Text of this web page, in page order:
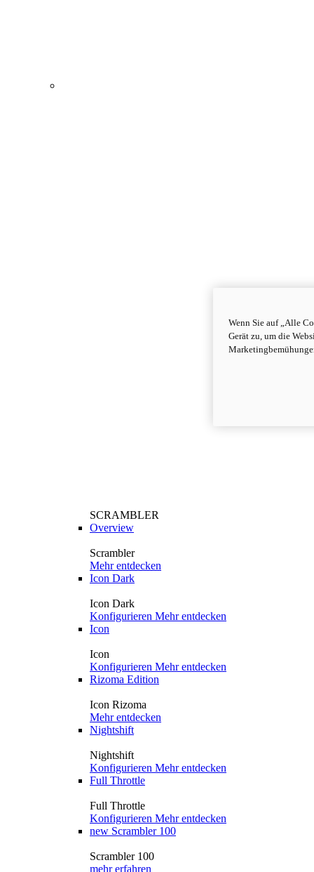
SCRAMBLER
Overview
Scrambler
Mehr entdecken
Icon Dark
Icon Dark
Konfigurieren Mehr entdecken
Icon
Icon
Konfigurieren Mehr entdecken
Rizoma Edition
Icon Rizoma
Mehr entdecken
Nightshift
Nightshift
Konfigurieren Mehr entdecken
Full Throttle
Full Throttle
Konfigurieren Mehr entdecken
new Scrambler 100
Scrambler 100
mehr erfahren
Wenn Sie auf „Alle
Gerät zu, um die